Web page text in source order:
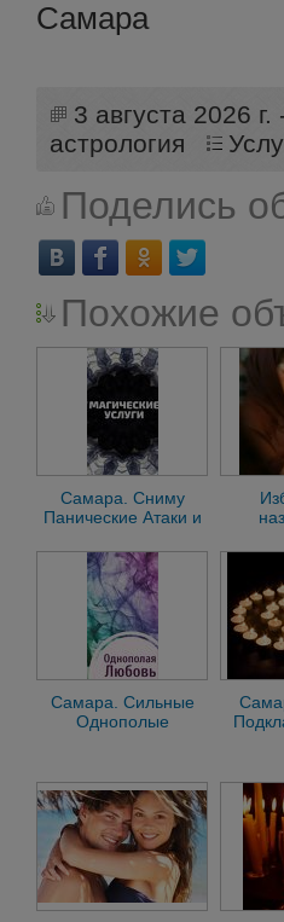
Самара
3 августа 2026
астрология
Поделись
Похожие
Самара. Сниму
Панические Атаки и
Запоя. Русская
Самара. Сильные
Однополые
Русская